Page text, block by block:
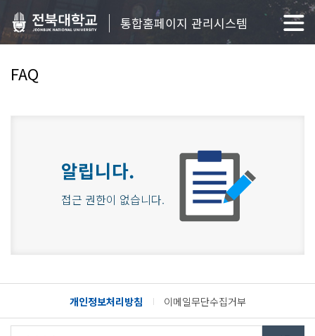
통합홈페이지 관리시스템
FAQ
알립니다.
접근 권한이 없습니다.
개인정보처리방침 이메일무단수집거부